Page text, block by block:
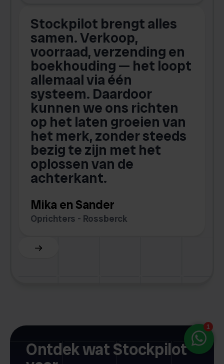
Stockpilot brengt alles
samen. Verkoop,
voorraad, verzending en
boekhouding — het loopt
allemaal via één
systeem. Daardoor
kunnen we ons richten
op het laten groeien van
het merk, zonder steeds
bezig te zijn met het
oplossen van de
achterkant.
Mika en Sander
Oprichters - Rossberck
Slide 4 of 6.
Ontdek wat Stockpilot